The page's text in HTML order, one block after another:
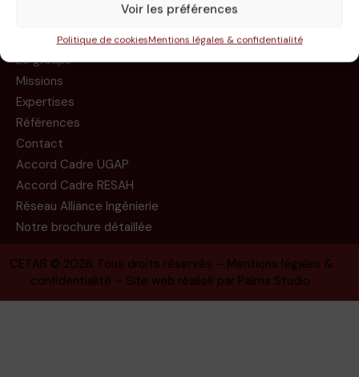
Voir les préférences
Politique de cookiesMentions légales & confidentialité
Le groupe
Missions
Expertises
Références
Contact
Accord Cadre UGAP
Accord Cadre RESAH
Réseau Alliance Ingénierie
Notre brochure détaillée
CETAB © 2026. Tous droits réservés – Mentions légales &
confidentialité – Site web réalisé par Palms Studio